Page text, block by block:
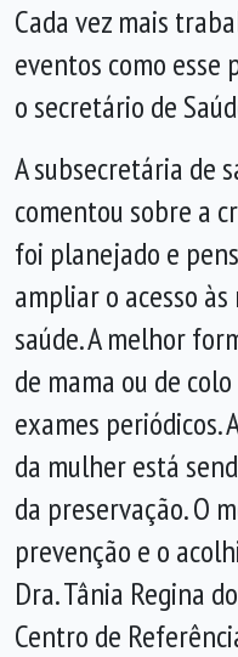
Cada vez mais
eventos como esse
o secretário de
A subsecretária de
comentou sobre a
foi planejado e
ampliar o acesso
saúde. A melhor
de mama ou de
exames periódicos.
da mulher está
da preservação. O
prevenção e o
Dra. Tânia Regina
Centro de